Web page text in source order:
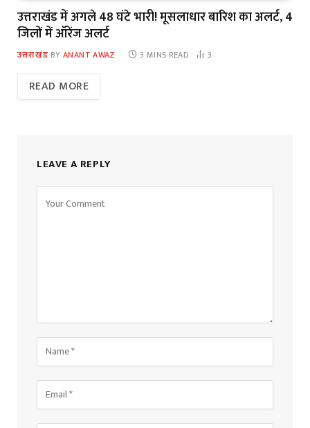
उत्तराखंड में अगले 48 घंटे भारी! मूसलाधार बारिश का अलर्ट, 4
जिलों में ऑरेंज अलर्ट
उत्तराखंड BY ANANT AWAZ 3 MINS READ 3
READ MORE
LEAVE A REPLY